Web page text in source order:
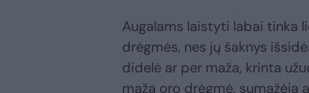
Augalams laistyti labai tinka
drėgmės, nes jų šaknys
didelė ar per maža, krinta
maža oro drėgmė, sumažėja